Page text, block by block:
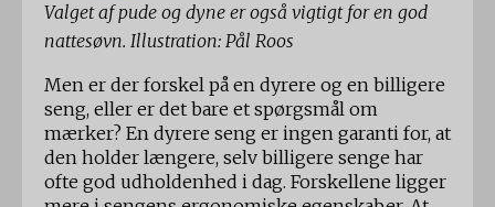
Valget af pude og dyne er også vigtigt for en god
nattesøvn. Illustration: Pål Roos
Men er der forskel på en dyrere og en billigere
seng, eller er det bare et spørgsmål om
mærker? En dyrere seng er ingen garanti for, at
den holder længere, selv billigere senge har
ofte god udholdenhed i dag. Forskellene ligger